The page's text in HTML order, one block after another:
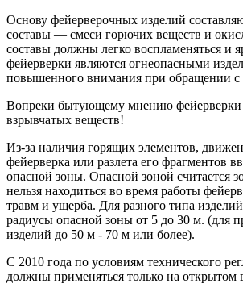
Основу фейерверочных изделий
составы — смеси горючих веществ и
составы должны легко воспламеняться и
фейерверки являются огнеопасными
повышенного внимания при обращении
Вопреки бытующему мнению фейерверки
взрывчатых веществ!
Из-за наличия горящих элементов,
фейерверка или разлета его фрагментов
опасной зоны. Опасной зоной считается
нельзя находиться во время работы
травм и ущерба. Для разного типа
радиусы опасной зоны от 5 до 30 м. (для
изделий до 50 м - 70 м или более).
С 2010 года по условиям технического
должны применяться только на открытом